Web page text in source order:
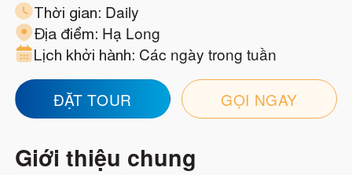
Thời gian: Daily
Địa điểm: Hạ Long
Lịch khởi hành: Các ngày trong tuần
ĐẶT TOUR GỌI NGAY
Giới thiệu chung